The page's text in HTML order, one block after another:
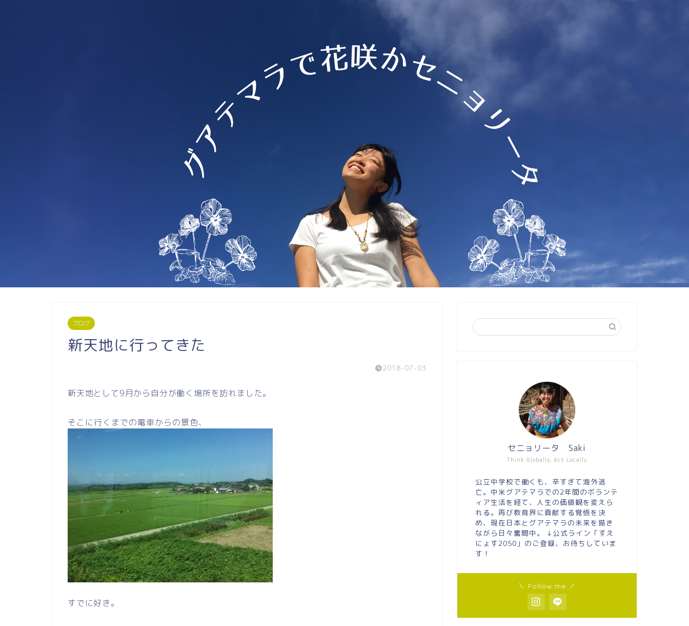
ブログ
新天地に行ってきた
2018-07-03
新天地として9月から自分が働く場所を訪れました。
そこに行くまでの電車からの景色、
すでに好き。
Think Globally, Act Locally
セニョリータ Saki
公立中学校で働くも、辛すぎて海外逃
亡。中米グアテマラでの2年間のボランテ
ィア生活を経て、人生の価値観を変えら
れる。再び教育界に貢献する覚悟を決
め、現在日本とグアテマラの未来を描き
ながら日々奮闘中。 ↓公式ライン「すえ
にょす2050」のご登録、お待ちしていま
す！
＼ Follow me ／